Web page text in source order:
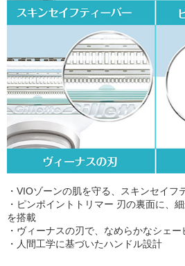
・VIOゾーンの肌を守る、スキンセイフ
・ピンポイントトリマー 刃の裏面に、
を搭載
・ヴィーナスの刃で、なめらかなシェー
・人間工学に基づいたハンドル設計